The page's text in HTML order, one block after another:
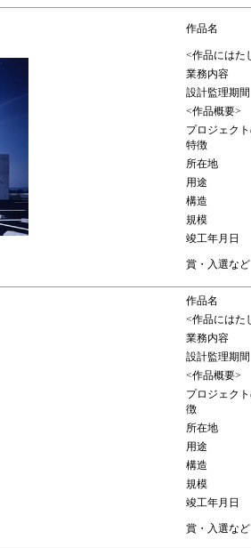
作品名
<作品にはた
業務内容
設計監理期間
<作品概要>
プロジェク
特徴
所在地
用途
構造
規模
竣工年月日
賞・入選など
作品名
<作品にはた
業務内容
設計監理期間
<作品概要>
プロジェク
徴
所在地
用途
構造
規模
竣工年月日
賞・入選など